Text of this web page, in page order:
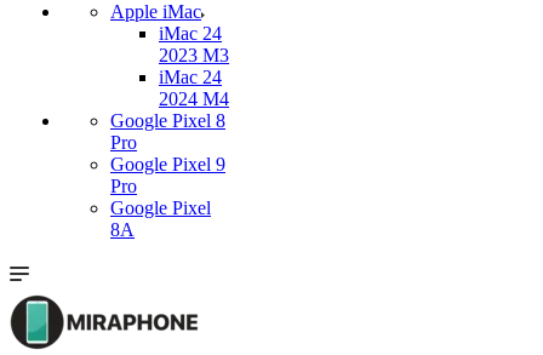
Apple iMac
iMac 24
2023 M3
iMac 24
2024 M4
Google Pixel 8
Pro
Google Pixel 9
Pro
Google Pixel
8A